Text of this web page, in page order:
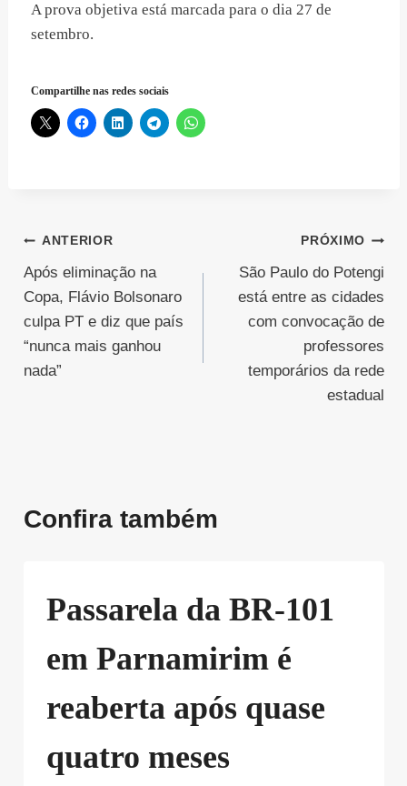
A prova objetiva está marcada para o dia 27 de
setembro.
Compartilhe nas redes sociais
Navegação
de
Post
ANTERIOR
Após eliminação na
Copa, Flávio Bolsonaro
culpa PT e diz que país
“nunca mais ganhou
nada”
PRÓXIMO
São Paulo do Potengi
está entre as cidades
com convocação de
professores
temporários da rede
estadual
Confira também
Passarela da BR-101
em Parnamirim é
reaberta após quase
quatro meses